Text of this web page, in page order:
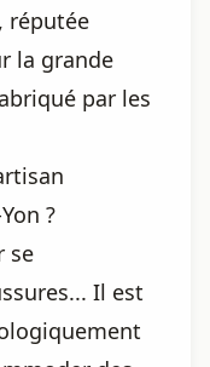
réputée
la grande
par les
?
se
Il est